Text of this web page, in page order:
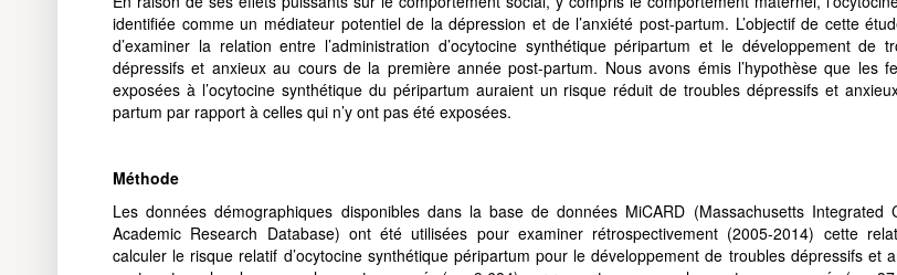
identifiée comme un médiateur potentiel de la dépression et de l’anxiété post-partum. L’objectif de cette
d’examiner la relation entre l’administration d’ocytocine synthétique péripartum et le développement de
dépressifs et anxieux au cours de la première année post-partum. Nous avons émis l’hypothèse que les
exposées à l’ocytocine synthétique du péripartum auraient un risque réduit de troubles dépressifs et
partum par rapport à celles qui n’y ont pas été exposées.
Méthode
Les données démographiques disponibles dans la base de données MiCARD (Massachusetts Integrated
Academic Research Database) ont été utilisées pour examiner rétrospectivement (2005-2014) cette
calculer le risque relatif d’ocytocine synthétique péripartum pour le développement de troubles dépressifs et